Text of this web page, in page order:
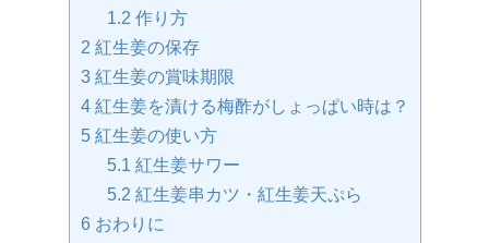
1.2 作り方
2 紅生姜の保存
3紅生姜の賞味期限
4紅生姜を漬ける梅酢がしょっぱい時は？
5紅生姜の使い方
5.1 紅生姜サワー
5.2 紅生姜串カツ・紅生姜天ぷら
6おわりに